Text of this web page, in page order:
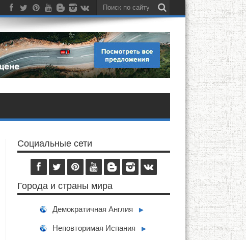
Социальные сети
Города и страны мира
Демократичная Англия ►
Неповторимая Испания ►